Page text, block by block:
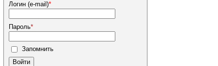
Логин (e-mail)*
Пароль*
Запомнить
Войти